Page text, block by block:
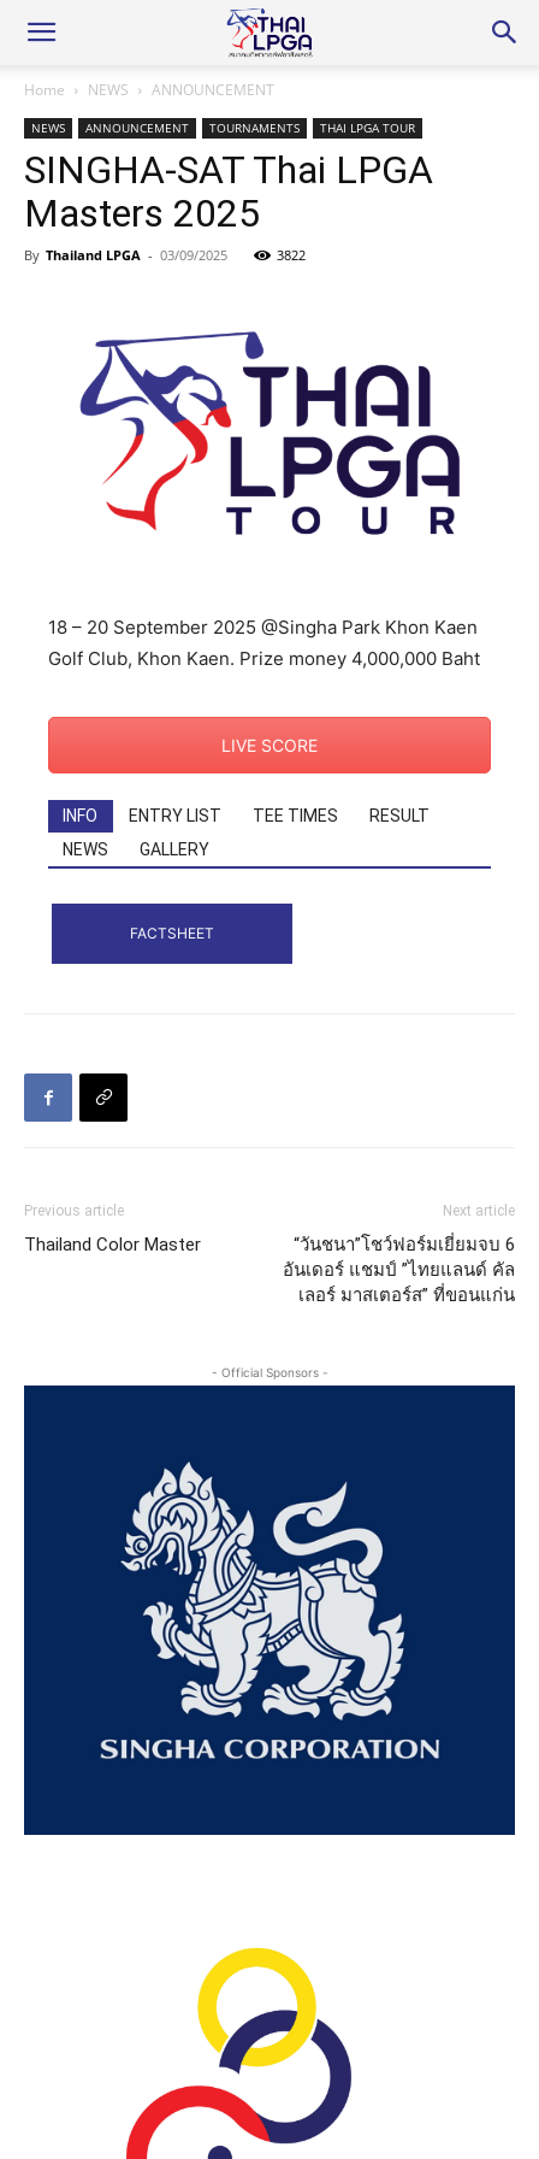
Home NEWS ANNOUNCEMENT
NEWS ANNOUNCEMENT TOURNAMENTS THAI LPGA TOUR
SINGHA-SAT Thai LPGA
Masters 2025
By Thailand LPGA - 03/09/2025 3822
18 – 20 September 2025 @Singha Park Khon Kaen
Golf Club, Khon Kaen. Prize money 4,000,000 Baht
LIVE SCORE
INFO ENTRY LIST TEE TIMES
RESULT
NEWS
GALLERY
FACTSHEET
Previous article
Thailand Color Master
Next article
“วันชนา”โชว์ฟอร์มเยี่ยมจบ 6
อันเดอร์ แชมป์ ”ไทยแลนด์ คัล
เลอร์ มาสเตอร์ส” ที่ขอนแก่น
- Official Sponsors -